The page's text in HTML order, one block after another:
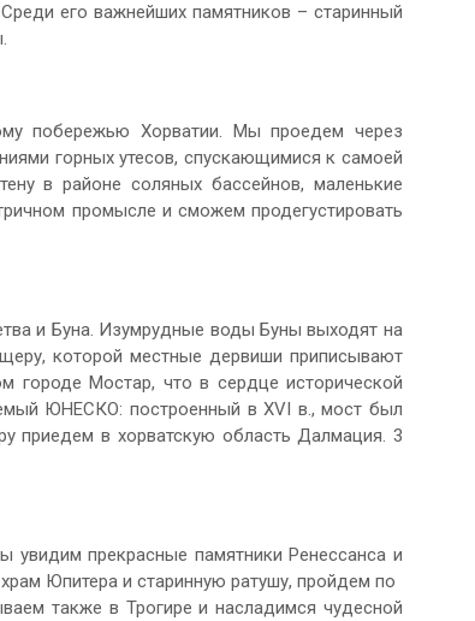
его важнейших памятников – старинный
побережью Хорватии. Мы проедем через
горных утесов, спускающимися к самоей
в районе соляных бассейнов, маленькие
промысле и сможем продегустировать
и Буна. Изумрудные воды Буны выходят на
которой местные дервиши приписывают
городе Мостар, что в сердце исторической
ЮНЕСКО: построенный в XVI в., мост был
приедем в хорватскую область Далмация. 3
прекрасные памятники Ренессанса и
Юпитера и старинную ратушу, пройдем по
также в Трогире и насладимся чудесной